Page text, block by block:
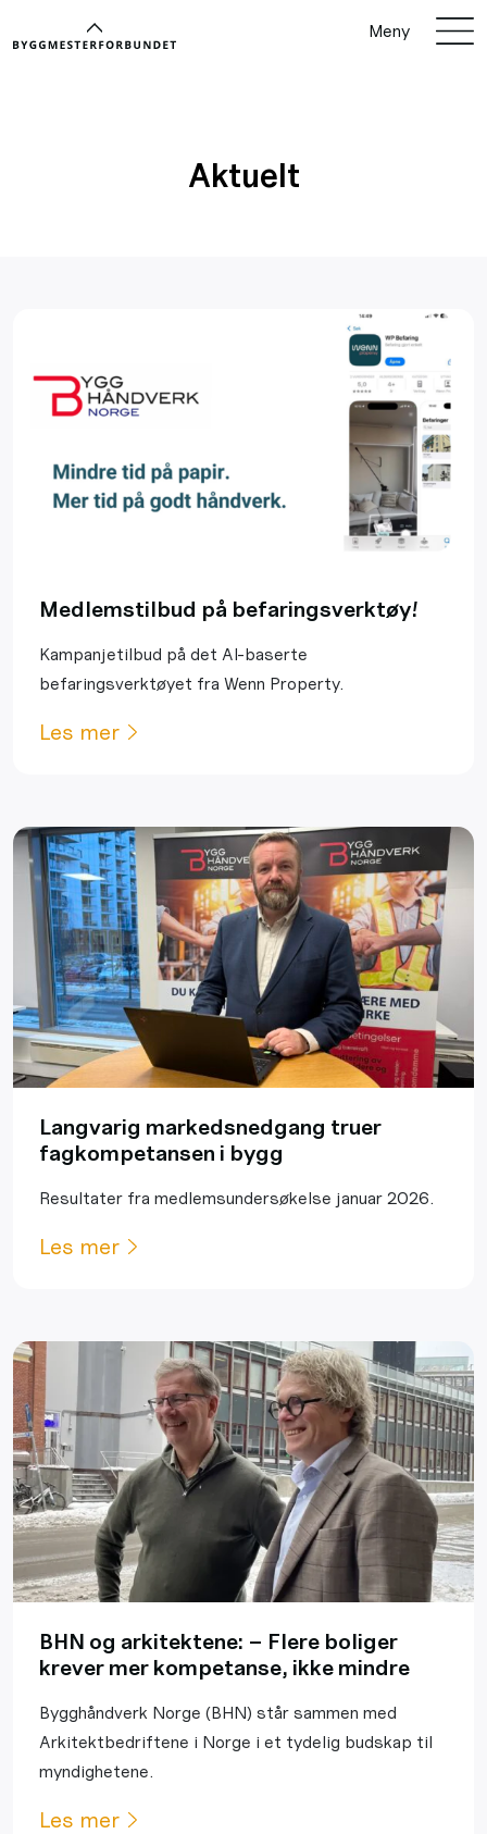
Meny
Aktuelt
Medlemstilbud på befaringsverktøy!
Kampanjetilbud på det AI-baserte
befaringsverktøyet fra Wenn Property.
Les mer
Langvarig markedsnedgang truer
fagkompetansen i bygg
Resultater fra medlemsundersøkelse januar 2026.
Les mer
BHN og arkitektene: – Flere boliger
krever mer kompetanse, ikke mindre
Bygghåndverk Norge (BHN) står sammen med
Arkitektbedriftene i Norge i et tydelig budskap til
myndighetene.
Les mer